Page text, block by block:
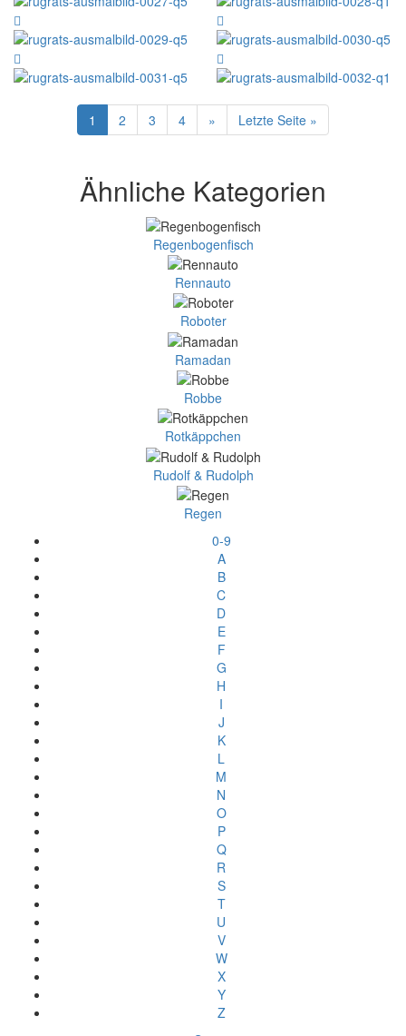
1 2 3 4 » Letzte Seite »
Ähnliche Kategorien
Regenbogenfisch
Rennauto
Roboter
Ramadan
Robbe
Rotkäppchen
Rudolf & Rudolph
Regen
0-9
A
B
C
D
E
F
G
H
I
J
K
L
M
N
O
P
Q
R
S
T
U
V
W
X
Y
Z